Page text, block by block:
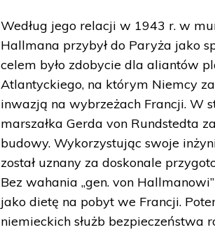
Według jego relacji w 1943 r. w
Hallmana przybył do Paryża jako
celem było zdobycie dla aliantów
Atlantyckiego, na którym Niemcy
inwazją na wybrzeżach Francji. W
marszałka Gerda von Rundstedta
budowy. Wykorzystując swoje
został uznany za doskonale
Bez wahania „gen. von
jako dietę na pobyt we Francji.
niemieckich służb bezpieczeństwa